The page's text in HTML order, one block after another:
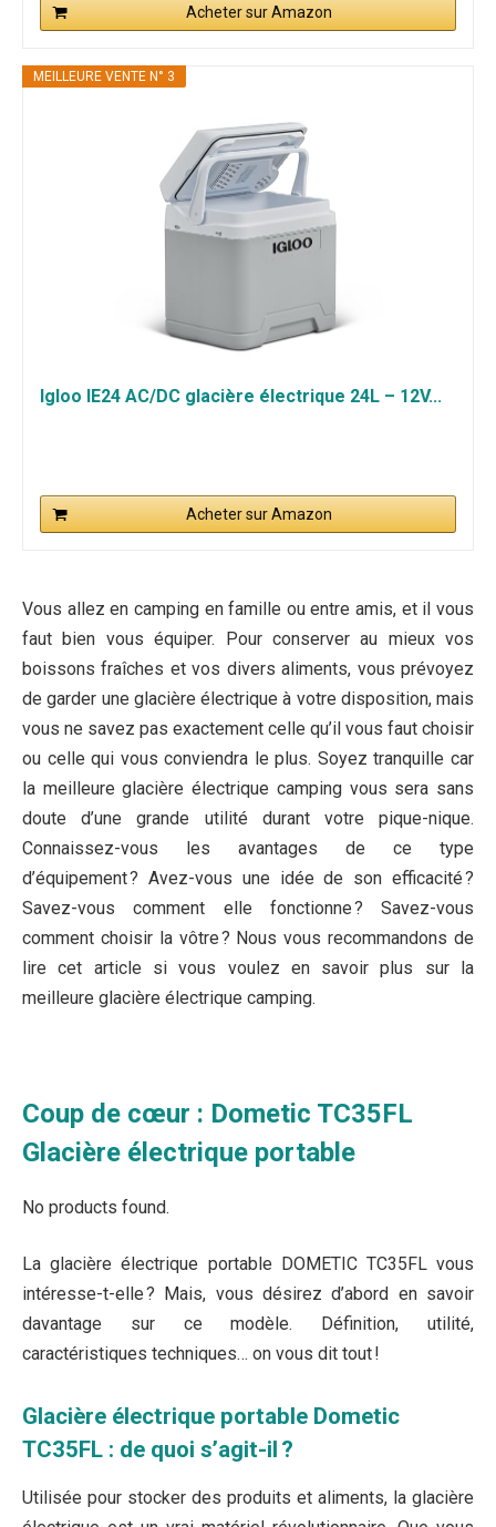
Acheter sur Amazon
MEILLEURE VENTE N° 3
Igloo IE24 AC/DC glacière électrique 24L – 12V...
Acheter sur Amazon
Vous allez en camping en famille ou entre amis, et il vous
faut bien vous équiper. Pour conserver au mieux vos
boissons fraîches et vos divers aliments, vous prévoyez
de garder une glacière électrique à votre disposition, mais
vous ne savez pas exactement celle qu’il vous faut choisir
ou celle qui vous conviendra le plus. Soyez tranquille car
la meilleure glacière électrique camping vous sera sans
doute d’une grande utilité durant votre pique-nique.
Connaissez-vous les avantages de ce type
d’équipement ? Avez-vous une idée de son efficacité ?
Savez-vous comment elle fonctionne ? Savez-vous
comment choisir la vôtre ? Nous vous recommandons de
lire cet article si vous voulez en savoir plus sur la
meilleure glacière électrique camping.
Coup de cœur : Dometic TC35FL
Glacière électrique portable
No products found.
La glacière électrique portable DOMETIC TC35FL vous
intéresse-t-elle ? Mais, vous désirez d’abord en savoir
davantage sur ce modèle. Définition, utilité,
caractéristiques techniques… on vous dit tout !
Glacière électrique portable Dometic
TC35FL : de quoi s’agit-il ?
Utilisée pour stocker des produits et aliments, la glacière